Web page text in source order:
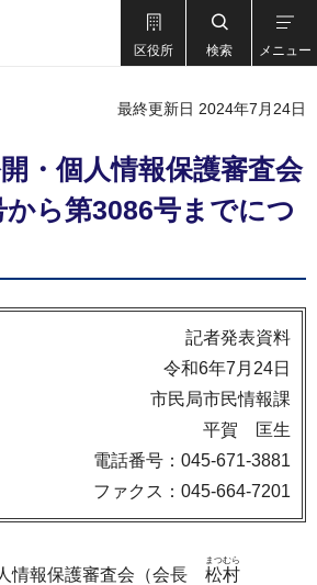
区役所 検索 メニュー
最終更新日 2024年7月24日
・個人情報保護審査会
ら第3086号までにつ
記者発表資料
令和6年7月24日
市民局市民情報課
平賀 匡生
電話番号：045-671-3881
ファクス：045-664-7201
情報保護審査会（会長 松村
まつむら